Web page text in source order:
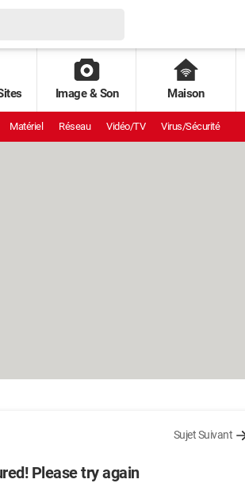
Image & Son Maison
Matériel Réseau Vidéo/TV Virus/Sécurité
Sujet Suivant
Please try again